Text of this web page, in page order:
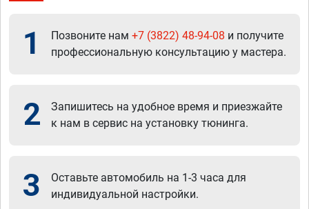
1 Позвоните нам +7 (3822) 48-94-08 и получите
профессиональную консультацию у мастера.
2
Запишитесь на удобное время и приезжайте
к нам в сервис на установку тюнинга.
3
Оставьте автомобиль на 1-3 часа для
индивидуальной настройки.